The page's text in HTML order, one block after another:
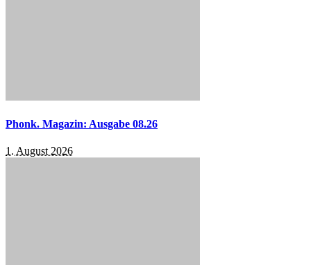
Phonk. Magazin: Ausgabe 08.26
1. August 2026